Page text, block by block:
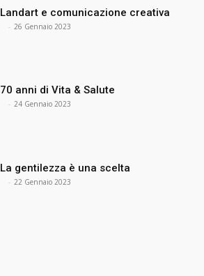
Landart e comunicazione creativa
- 26 Gennaio 2023
70 anni di Vita & Salute
- 24 Gennaio 2023
La gentilezza è una scelta
- 22 Gennaio 2023